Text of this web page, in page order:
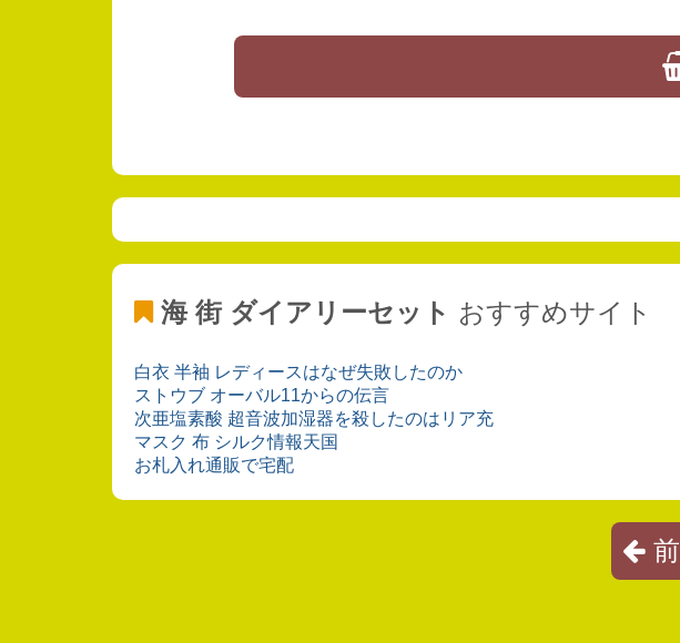
海 街 ダイアリーセット おすすめサイト
白衣 半袖 レディースはなぜ失敗したのか
ストウブ オーバル11からの伝言
次亜塩素酸 超音波加湿器を殺したのはリア充
マスク 布 シルク情報天国
お札入れ通販で宅配
前